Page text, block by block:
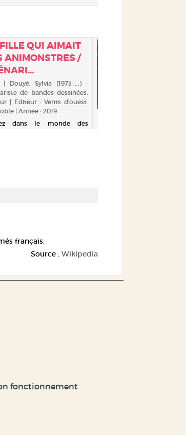
QUI AIMAIT
ANIMONSTRES /
| Douyé, Sylvia (1973-....) -
de bandes dessinées.
| Editeur : Vents d'ouest.
| Année : 2019
dans le monde des
français.
Source : Wikipedia
fonctionnement